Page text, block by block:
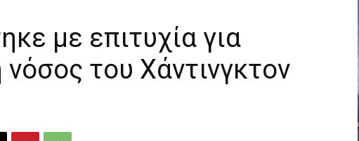
με επιτυχία για
του Χάντινγκτον